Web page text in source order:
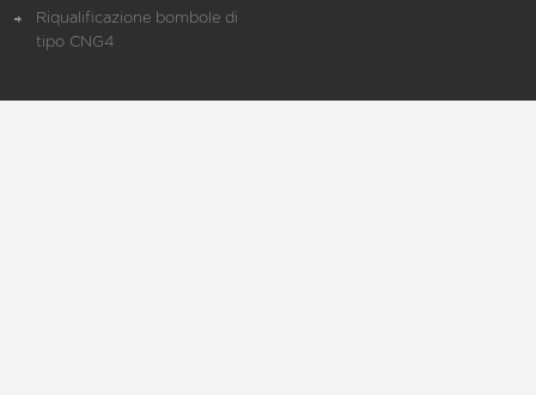
Riqualificazione bombole di
tipo CNG4